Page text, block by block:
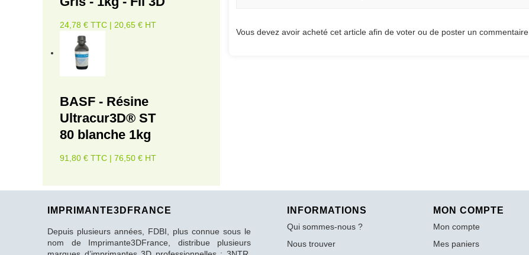
24,78 € TTC | 20,65 € HT
BASF - Résine
Ultracur3D® ST
80 blanche 1kg
91,80 € TTC | 76,50 € HT
Vous devez avoir acheté cet article afin de voter ou de poster un commentaire
IMPRIMANTE3DFRANCE
Depuis plusieurs années, FDBI, plus connue sous le
nom de Imprimante3DFrance, distribue plusieurs
INFORMATIONS
Qui sommes-nous ?
Nous trouver
MON COMPTE
Mon compte
Mes paniers